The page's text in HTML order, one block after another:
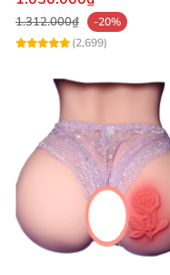
1.312.000₫
-20%
(2,699)